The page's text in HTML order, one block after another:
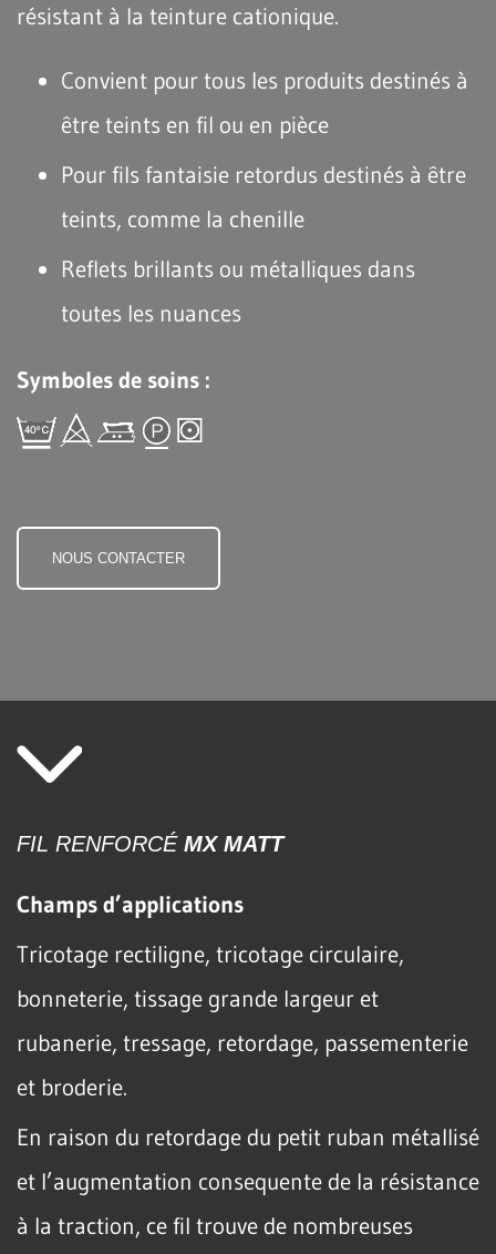
résistant à la teinture cationique.
Convient pour tous les produits destinés à
être teints en fil ou en pièce
Pour fils fantaisie retordus destinés à être
teints, comme la chenille
Reflets brillants ou métalliques dans
toutes les nuances
Symboles de soins :
NOUS CONTACTER
FIL RENFORCÉ MX MATT
Champs d’applications
Tricotage rectiligne, tricotage circulaire,
bonneterie, tissage grande largeur et
rubanerie, tressage, retordage, passementerie
et broderie.
En raison du retordage du petit ruban métallisé
et l’augmentation consequente de la résistance
à la traction, ce fil trouve de nombreuses